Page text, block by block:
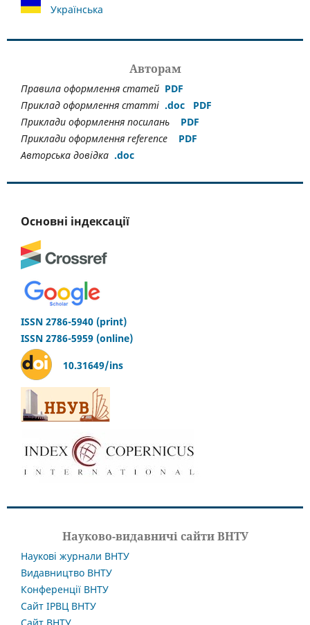
Українська
Авторам
Правила оформлення статей PDF
Приклад оформлення статті .doc
PDF
Приклади оформлення посилань
PDF
Приклади оформлення reference
PDF
Авторська довідка .doс
Основні індексації
ISSN 2786-5940 (print)
ISSN 2786-5959 (online)
10.31649/ins
Науково-видавничі сайти ВНТУ
Наукові журнали ВНТУ
Видавництво ВНТУ
Конференції ВНТУ
Сайт ІРВЦ ВНТУ
Сайт ВНТУ